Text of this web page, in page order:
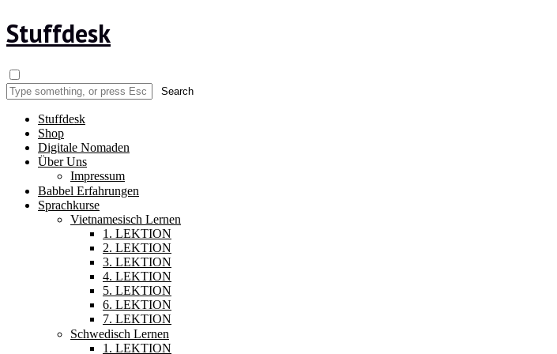
Stuffdesk
Stuffdesk
Shop
Digitale Nomaden
Über Uns
Impressum
Babbel Erfahrungen
Sprachkurse
Vietnamesisch Lernen
1. LEKTION
2. LEKTION
3. LEKTION
4. LEKTION
5. LEKTION
6. LEKTION
7. LEKTION
Schwedisch Lernen
1. LEKTION